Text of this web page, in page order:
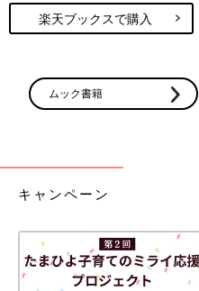
楽天ブックスで購入
ムック書籍
キャンペーン